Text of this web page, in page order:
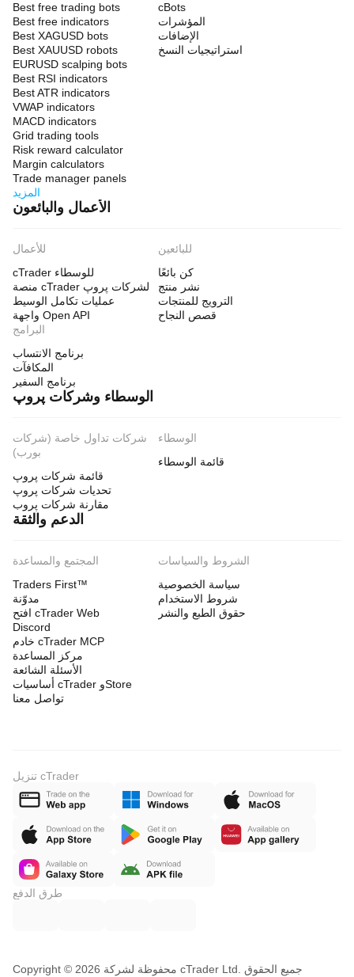
Best free trading bots
Best free indicators
Best XAGUSD bots
Best XAUUSD robots
EURUSD scalping bots
Best RSI indicators
Best ATR indicators
VWAP indicators
MACD indicators
Grid trading tools
Risk reward calculator
Margin calculators
Trade manager panels
المزيد
cBots
المؤشرات
الإضافات
استراتيجيات النسخ
الأعمال والبائعون
للأعمال
cTrader للوسطاء
منصة cTrader لشركات پروپ
عمليات تكامل الوسيط
واجهة Open API
للبائعين
كن بائعًا
نشر منتج
الترويج للمنتجات
قصص النجاح
البرامج
برنامج الانتساب
المكافآت
برنامج السفير
الوسطاء وشركات پروپ
شركات تداول خاصة (شركات
بورب)
قائمة شركات پروپ
تحديات شركات پروپ
مقارنة شركات پروب
الوسطاء
قائمة الوسطاء
الدعم والثقة
المجتمع والمساعدة
Traders First™
مدوّنة
افتح cTrader Web
Discord
خادم cTrader MCP
مركز المساعدة
الأسئلة الشائعة
أساسيات cTrader وStore
تواصل معنا
الشروط والسياسات
سياسة الخصوصية
شروط الاستخدام
حقوق الطبع والنشر
تنزيل cTrader
طرق الدفع
Copyright © محفوظة لشركة 2026 cTrader Ltd. جميع الحقوق